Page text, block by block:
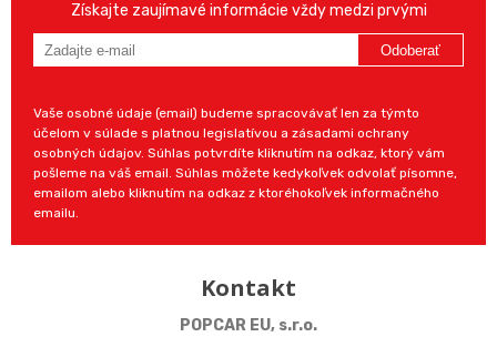
Získajte zaujímavé informácie vždy medzi prvými
Odoberať
Vaše osobné údaje (email) budeme spracovávať len za týmto
účelom v súlade s platnou legislatívou a zásadami ochrany
osobných údajov. Súhlas potvrdíte kliknutím na odkaz, ktorý vám
pošleme na váš email. Súhlas môžete kedykoľvek odvolať písomne,
emailom alebo kliknutím na odkaz z ktoréhokoľvek informačného
emailu.
Kontakt
POPCAR EU, s.r.o.